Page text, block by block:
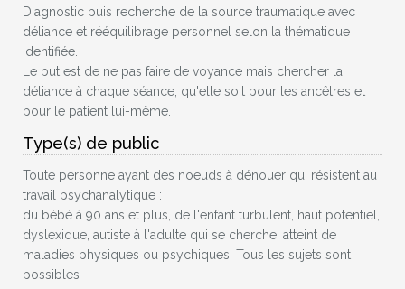
Diagnostic puis recherche de la source traumatique avec
déliance et rééquilibrage personnel selon la thématique
identifiée.
Le but est de ne pas faire de voyance mais chercher la
déliance à chaque séance, qu'elle soit pour les ancêtres et
pour le patient lui-même.
Type(s) de public
Toute personne ayant des noeuds à dénouer qui résistent au
travail psychanalytique :
du bébé à 90 ans et plus, de l'enfant turbulent, haut potentiel,,
dyslexique, autiste à l'adulte qui se cherche, atteint de
maladies physiques ou psychiques. Tous les sujets sont
possibles